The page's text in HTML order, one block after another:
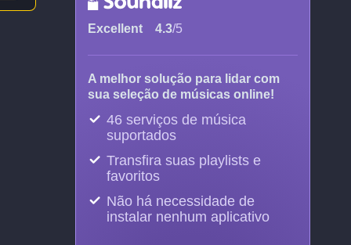
Excellent 4.3/5
A melhor solução para lidar com
sua seleção de músicas online!
46 serviços de música
suportados
Transfira suas playlists e
favoritos
Não há necessidade de
instalar nenhum aplicativo